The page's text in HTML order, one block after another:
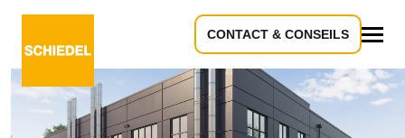
CONTACT & CONSEILS